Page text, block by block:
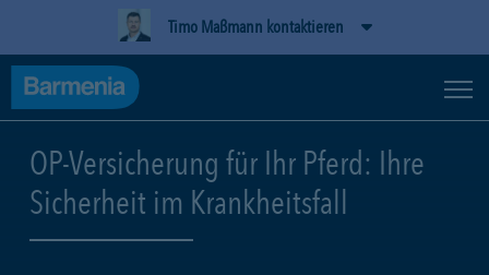
Timo Maßmann kontaktieren
OP-Versicherung für Ihr Pferd: Ihre
Sicherheit im Krankheitsfall